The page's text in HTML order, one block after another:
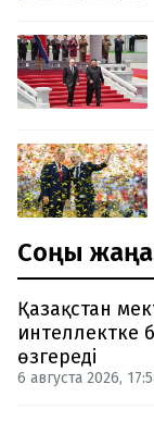
Соңғы
Қазақстан
интеллектке
өзгереді
6 августа 2026,